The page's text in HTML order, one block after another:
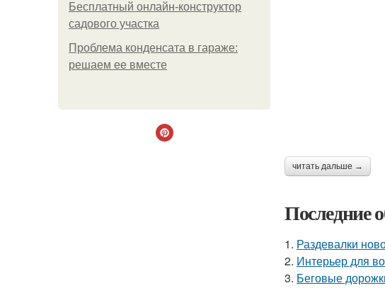
Бесплатный онлайн-конструктор
садового участка
Проблема конденсата в гараже:
решаем ее вместе
читать дальше →
Последние
1. Раздевалки
2. Интерьер для
3. Беговые